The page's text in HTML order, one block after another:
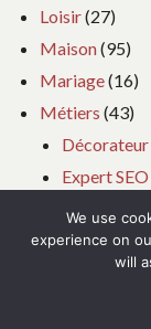
Loisir(27)
Maison(95)
Mariage(16)
Métiers (43)
Décorateur
Expert SEO
Plombier
Serruriers
We use
experience on
will